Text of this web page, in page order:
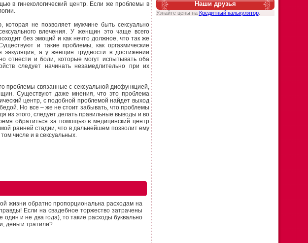
в гинекологический центр. Если же проблемы в
которая не позволяет мужчине быть сексуально
влечения. У женщин это чаще всего
без эмоций и как нечто должное, что так же
и такие проблемы, как оргазмические
эякуляция, а у женщин трудности в достижении
отнести и боли, которые могут испытывать оба
следует начинать незамедлительно при их
проблемы связанные с сексуальной дисфункцией,
Существуют даже мнения, что это проблема
центр, с подобной проблемой найдет выход
Но все – же не стоит забывать, что проблемы
из этого, следует делать правильные выводы и во
обратиться за помощью в медицинский центр
ранней стадии, что в дальнейшем позволит ему
числе и в сексуальных.
жизни обратно пропорциональна расходам на
Если на свадебное торжество затрачены
и не два года), то такие расходы буквально
деньги тратили?
Наши друзья
Узнайте цены на Кредитный калькулятор.